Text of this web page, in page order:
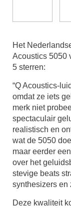
Het
Acoustics 5050
5 sterren:
“Q Acoustics-
omdat ze iets
merk niet
spectaculair
realistisch en
wat de 5050
maar eerder
over het
stevige beats
synthesizers en
Deze kwaliteit